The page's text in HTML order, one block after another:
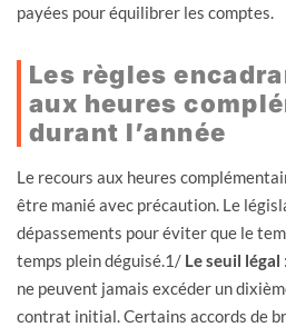
payées pour équilibrer les comptes.
Les règles
aux heures
durant l’année
Le recours aux heures
être manié avec précaution. Le
dépassements pour éviter que le
temps plein déguisé.1/ Le seuil légal
ne peuvent jamais excéder un
contrat initial. Certains accords de